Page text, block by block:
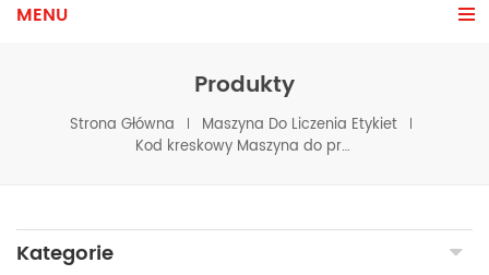
MENU
Produkty
Strona Główna
Maszyna Do Liczenia Etykiet
Kod kreskowy Maszyna do przewijania etykiet
Kategorie